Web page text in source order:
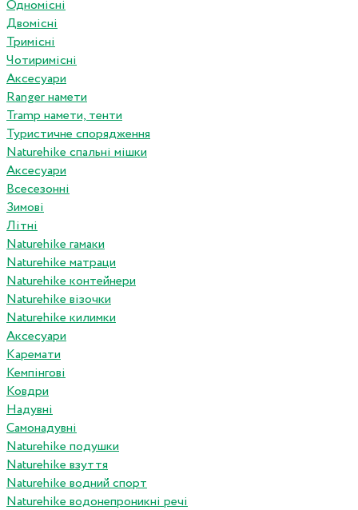
Одномісні
Двомісні
Тримісні
Чотиримісні
Аксесуари
Ranger намети
Tramp намети, тенти
Туристичне спорядження
Naturehike спальні мішки
Аксесуари
Всесезонні
Зимові
Літні
Naturehike гамаки
Naturehike матраци
Naturehike контейнери
Naturehike візочки
Naturehike килимки
Аксесуари
Каремати
Кемпінгові
Ковдри
Надувні
Самонадувні
Naturehike подушки
Naturehike взуття
Naturehike водний спорт
Naturehike водонепроникні речі